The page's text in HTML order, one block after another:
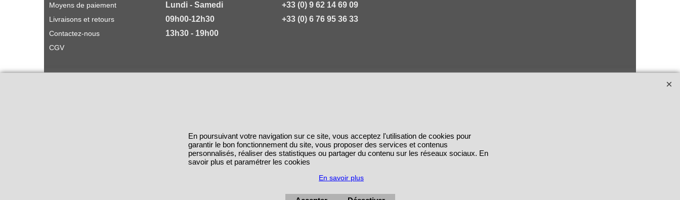
Moyens de paiement
Livraisons et retours
Contactez-nous
CGV
Lundi - Samedi
09h00-12h30
13h30 - 19h00
+33 (0) 9 62 14 69 09
+33 (0) 6 76 95 36 33
En poursuivant votre navigation sur ce site, vous acceptez l'utilisation de cookies pour
garantir le bon fonctionnement du site, vous proposer des services et contenus
personnalisés, réaliser des statistiques ou partager du contenu sur les réseaux sociaux. En
savoir plus et paramétrer les cookies
En savoir plus